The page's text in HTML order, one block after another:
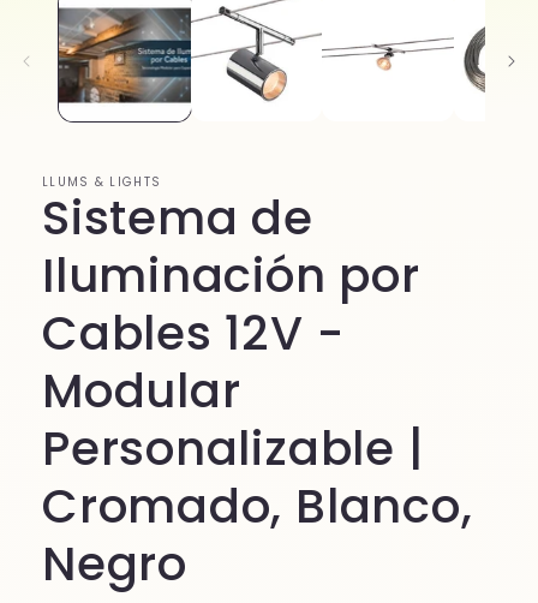
LLUMS & LIGHTS
Sistema de
Iluminación por
Cables 12V -
Modular
Personalizable |
Cromado, Blanco,
Negro